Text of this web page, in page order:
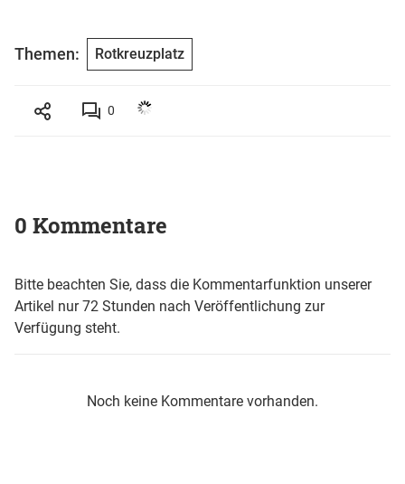
Themen: Rotkreuzplatz
0
0 Kommentare
Bitte beachten Sie, dass die Kommentarfunktion unserer
Artikel nur 72 Stunden nach Veröffentlichung zur
Verfügung steht.
Noch keine Kommentare vorhanden.